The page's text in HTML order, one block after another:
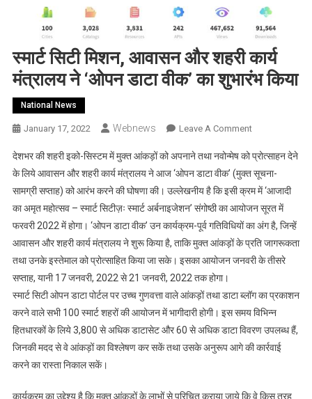
स्मार्ट सिटी मिशन, आवासन और शहरी कार्य
मंत्रालय ने ‘ओपन डाटा वीक’ का शुभारंभ किया
National News
January 17, 2022 Webnews Leave A CommentOn
सिटी
मिशन,
आवासन
और
शहरी
कार्य
मंत्रालय
‘ओपन
का
शुभारंभ
देशभर की शहरी इको-सिस्‍टम में मुक्त आंकड़ों को अपनाने तथा नवोन्मेष को प्रोत्साहन देने
के लिये आवासन और शहरी कार्य मंत्रालय ने आज ‘ओपन डाटा वीक’ (मुक्त सूचना-
सामग्री सप्ताह) को आरंभ करने की घोषणा की। उल्लेखनीय है कि इसी क्रम में ‘आजादी
का अमृत महोत्सव – स्मार्ट सिटीज़ः स्मार्ट अर्बनाइजेशन’ संगोष्ठी का आयोजन सूरत में
फरवरी 2022 में होगा। ‘ओपन डाटा वीक’ उन कार्यक्रम-पूर्व गतिविधियों का अंग है, जिन्हें
आवासन और शहरी कार्य मंत्रालय ने शुरू किया है, ताकि मुक्त आंकड़ों के प्रति जागरूकता
तथा उनके इस्तेमाल को प्रोत्साहित किया जा सके। इसका आयोजन जनवरी के तीसरे
सप्ताह, यानी 17 जनवरी, 2022 से 21 जनवरी, 2022 तक होगा।
स्मार्ट सिटी ओपन डाटा पोर्टल पर उच्च गुणवत्ता वाले आंकड़ों तथा डाटा ब्लॉग का प्रकाशन
करने वाले सभी 100 स्मार्ट शहरों की आयोजन में भागीदारी होगी। इस समय विभिन्न
हितधारकों के लिये 3,800 से अधिक डाटासेट और 60 से अधिक डाटा विवरण उपलब्ध हैं,
जिनकी मदद से वे आंकड़ों का विश्लेषण कर सकें तथा उसके अनुरूप आगे की कार्रवाई
करने का रास्ता निकाल सकें।
कार्यक्रम का उद्देश्य है कि मुक्त आंकड़ों के लाभों से परिचित कराया जाये कि वे किस तरह